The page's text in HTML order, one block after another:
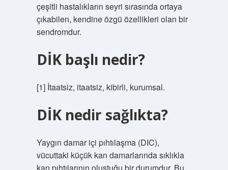
çeşitli hastalıkların seyri sırasında ortaya
çıkabilen, kendine özgü özellikleri olan bir
sendromdur.
DİK başlı nedir?
[1] İtaatsiz, itaatsiz, kibirli, kurumsal.
DİK nedir sağlıkta?
Yaygın damar içi pıhtılaşma (DIC),
vücuttaki küçük kan damarlarında sıklıkla